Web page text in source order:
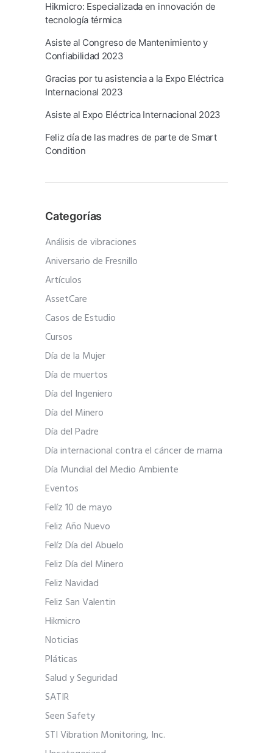
Hikmicro: Especializada en innovación de
tecnología térmica
Asiste al Congreso de Mantenimiento y
Confiabilidad 2023
Gracias por tu asistencia a la Expo Eléctrica
Internacional 2023
Asiste al Expo Eléctrica Internacional 2023
Feliz día de las madres de parte de Smart
Condition
Categorías
Análisis de vibraciones
Aniversario de Fresnillo
Artículos
AssetCare
Casos de Estudio
Cursos
Día de la Mujer
Día de muertos
Día del Ingeniero
Día del Minero
Día del Padre
Día internacional contra el cáncer de mama
Día Mundial del Medio Ambiente
Eventos
Felíz 10 de mayo
Feliz Año Nuevo
Felíz Día del Abuelo
Feliz Día del Minero
Feliz Navidad
Feliz San Valentin
Hikmicro
Noticias
Pláticas
Salud y Seguridad
SATIR
Seen Safety
STI Vibration Monitoring, Inc.